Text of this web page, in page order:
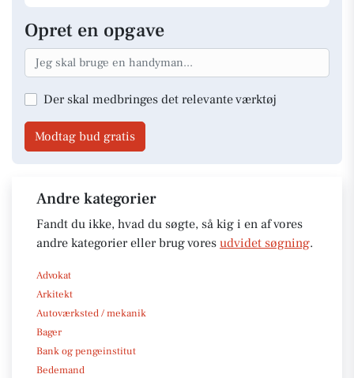
Opret en opgave
Der skal medbringes det relevante værktøj
Modtag bud gratis
Andre kategorier
Fandt du ikke, hvad du søgte, så kig i en af vores
andre kategorier eller brug vores udvidet søgning.
Advokat
Arkitekt
Autoværksted / mekanik
Bager
Bank og pengeinstitut
Bedemand